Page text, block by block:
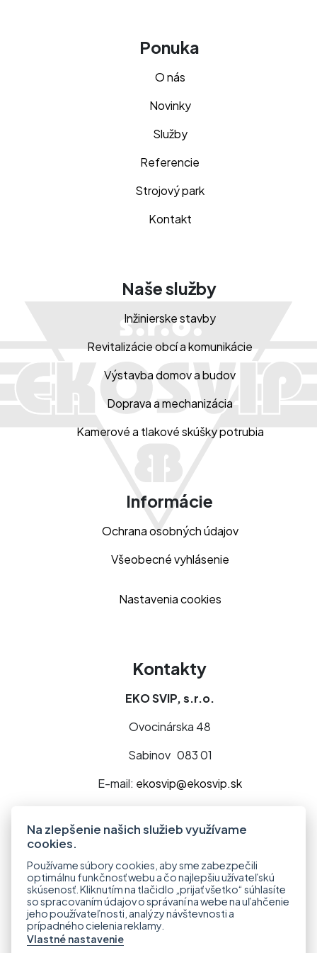
Ponuka
O nás
Novinky
Služby
Referencie
Strojový park
Kontakt
Naše služby
Inžinierske stavby
Revitalizácie obcí a komunikácie
Výstavba domov a budov
Doprava a mechanizácia
Kamerové a tlakové skúšky potrubia
Informácie
Ochrana osobných údajov
Všeobecné vyhlásenie
Nastavenia cookies
Kontakty
EKO SVIP, s.r.o.
Ovocinárska 48
Sabinov 083 01
E-mail: ekosvip@ekosvip.sk
Na zlepšenie našich služieb využívame
cookies.
Používame súbory cookies, aby sme zabezpečili
optimálnu funkčnosť webu a čo najlepšiu užívateľskú
skúsenosť. Kliknutím na tlačidlo „prijať všetko“ súhlasíte
so spracovaním údajov o správaní na webe na uľahčenie
jeho používateľnosti, analýzy návštevnosti a
prípadného cielenia reklamy.
Vlastné nastavenie